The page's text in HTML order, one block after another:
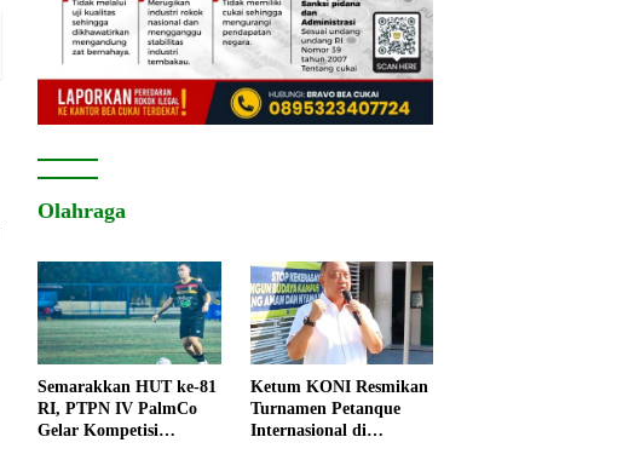
Olahraga
Semarakkan HUT ke-81
RI, PTPN IV PalmCo
Gelar Kompetisi
Ketum KONI Resmikan
Turnamen Petanque
Internasional di